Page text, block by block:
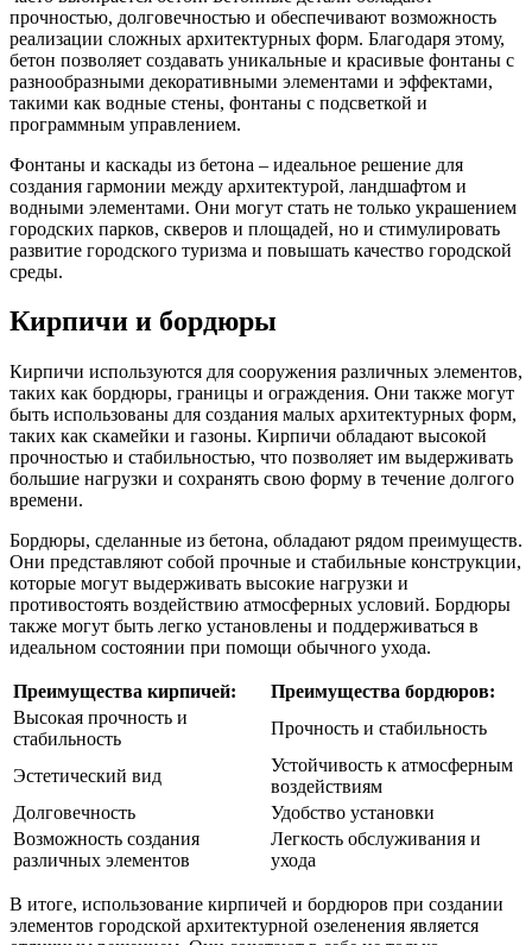
прочностью, долговечностью и обеспечивают возможность
реализации сложных архитектурных форм. Благодаря этому,
бетон позволяет создавать уникальные и красивые фонтаны с
разнообразными декоративными элементами и эффектами,
такими как водные стены, фонтаны с подсветкой и
программным управлением.
Фонтаны и каскады из бетона – идеальное решение для
создания гармонии между архитектурой, ландшафтом и
водными элементами. Они могут стать не только украшением
городских парков, скверов и площадей, но и стимулировать
развитие городского туризма и повышать качество городской
среды.
Кирпичи и бордюры
Кирпичи используются для сооружения различных элементов,
таких как бордюры, границы и ограждения. Они также могут
быть использованы для создания малых архитектурных форм,
таких как скамейки и газоны. Кирпичи обладают высокой
прочностью и стабильностью, что позволяет им выдерживать
большие нагрузки и сохранять свою форму в течение долгого
времени.
Бордюры, сделанные из бетона, обладают рядом преимуществ.
Они представляют собой прочные и стабильные конструкции,
которые могут выдерживать высокие нагрузки и
противостоять воздействию атмосферных условий. Бордюры
также могут быть легко установлены и поддерживаться в
идеальном состоянии при помощи обычного ухода.
Преимущества кирпичей:
Преимущества бордюров:
Высокая прочность и
стабильность
Прочность и стабильность
Эстетический вид
Устойчивость к атмосферным
воздействиям
Долговечность
Удобство установки
Возможность создания
различных элементов
Легкость обслуживания и
ухода
В итоге, использование кирпичей и бордюров при создании
элементов городской архитектурной озеленения является